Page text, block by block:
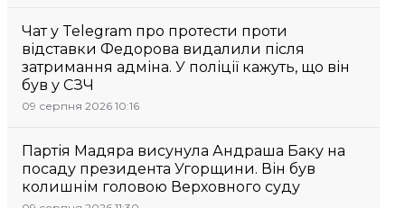
Чат у Telegram про протести проти
відставки Федорова видалили після
затримання адміна. У поліції кажуть, що він
був у СЗЧ
09 серпня 2026 10:16
Партія Мадяра висунула Андраша Баку на
посаду президента Угорщини. Він був
колишнім головою Верховного суду